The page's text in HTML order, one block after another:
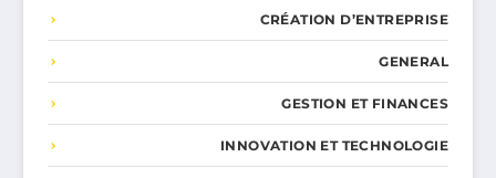
CRÉATION D’ENTREPRISE
GENERAL
GESTION ET FINANCES
INNOVATION ET TECHNOLOGIE